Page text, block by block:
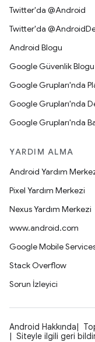
Twitter'da @Android
Twitter'da
Android Blogu
Google Güvenlik Blogu
Google Grupları'nda
Google Grupları'nda
Google Grupları'nda
YARDIM ALMA
Android Yardım
Pixel Yardım Merkezi
Nexus Yardım Merkezi
www.android.com
Google Mobile
Stack Overflow
Sorun İzleyici
Android Hakkında
Siteyle ilgili geri